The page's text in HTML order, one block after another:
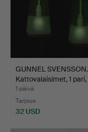
GUNNEL SVENSSON.
Kattovalaisimet, 1
1 päivä
Tarjous
32 USD